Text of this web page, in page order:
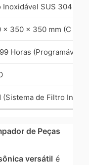
Inoxidável SUS 304
x 350 x 350 mm (C x L
Horas (Programável)
(Sistema de Filtro
de Peças
versátil é